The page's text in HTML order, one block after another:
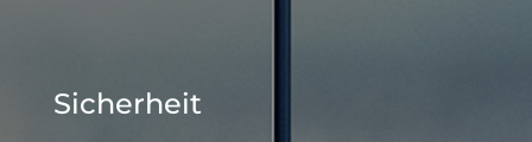
Sicherheit